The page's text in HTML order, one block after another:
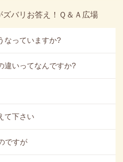
バリお答え！Ｑ＆Ａ広場
なっていますか?
違いってなんですか?
て下さい
ですが